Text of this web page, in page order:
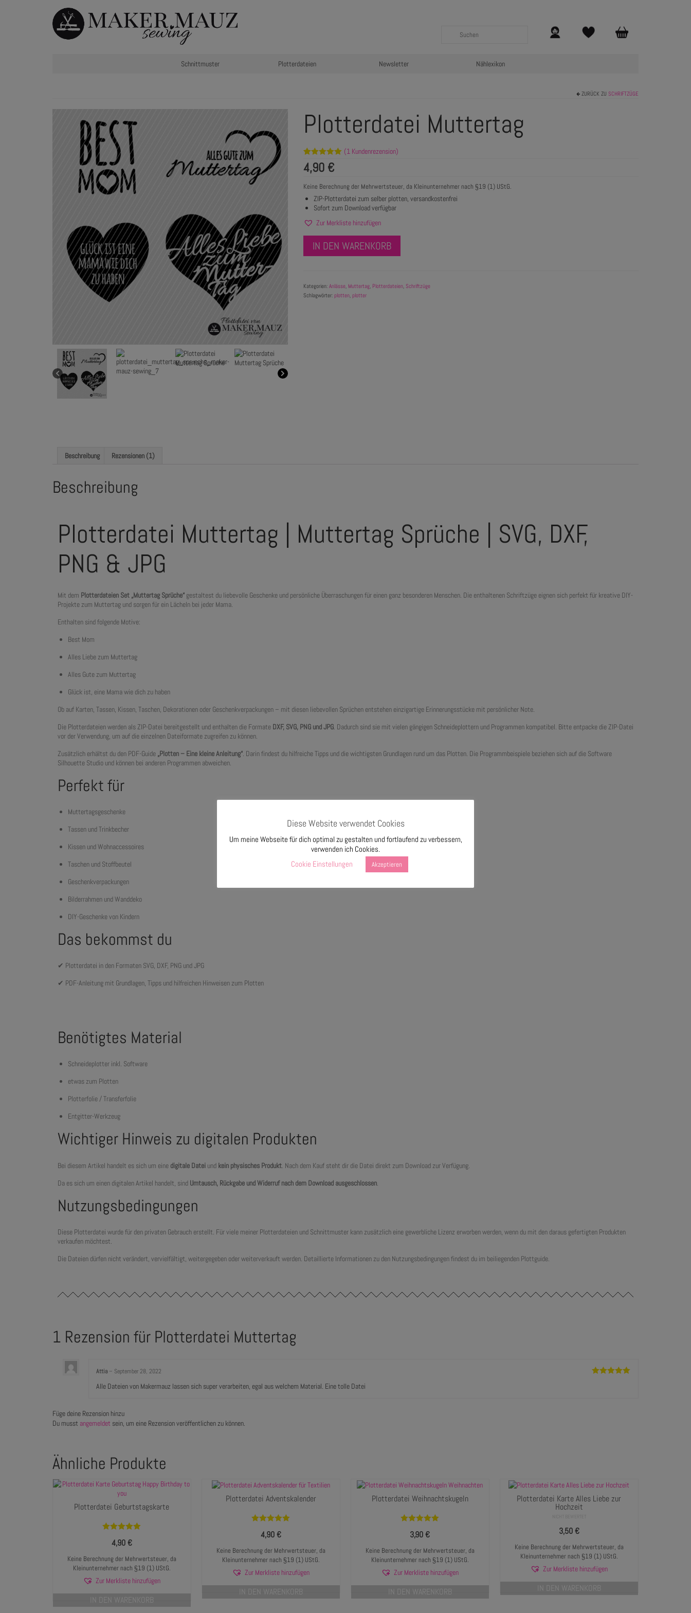
Schnittmuster Plotterdateien Newsletter Nählexikon
ZURÜCK ZU SCHRIFTZÜGE
Plotterdatei Muttertag
Bewertet mit
5.00von 5,
auf
Kundenbewertung
(1 Kundenrezension)
4,90 €
Keine Berechnung der Mehrwertsteuer, da Kleinunternehmer nach §19 (1) UStG.
ZIP-Plotterdatei zum selber plotten, versandkostenfrei
Sofort zum Download verfügbar
Zur Merkliste hinzufügen
IN DEN WARENKORB
Kategorien: Anlässe, Muttertag, Plotterdateien, Schriftzüge
Schlagwörter: plotten, plotter
Beschreibung Rezensionen (1)
Beschreibung
Plotterdatei Muttertag | Muttertag Sprüche | SVG, DXF,
PNG & JPG
Mit dem Plotterdateien Set „Muttertag Sprüche“ gestaltest du liebevolle Geschenke und persönliche Überraschungen für einen ganz besonderen Menschen. Die enthaltenen Schriftzüge eignen sich perfekt für kreative DIY-
Projekte zum Muttertag und sorgen für ein Lächeln bei jeder Mama.
Enthalten sind folgende Motive:
Best Mom
Alles Liebe zum Muttertag
Alles Gute zum Muttertag
Glück ist, eine Mama wie dich zu haben
Ob auf Karten, Tassen, Kissen, Taschen, Dekorationen oder Geschenkverpackungen – mit diesen liebevollen Sprüchen entstehen einzigartige Erinnerungsstücke mit persönlicher Note.
Die Plotterdateien werden als ZIP-Datei bereitgestellt und enthalten die Formate DXF, SVG, PNG und JPG. Dadurch sind sie mit vielen gängigen Schneideplottern und Programmen kompatibel. Bitte entpacke die ZIP-Datei
vor der Verwendung, um auf die einzelnen Dateiformate zugreifen zu können.
Zusätzlich erhältst du den PDF-Guide „Plotten – Eine kleine Anleitung“. Darin findest du hilfreiche Tipps und die wichtigsten Grundlagen rund um das Plotten. Die Programmbeispiele beziehen sich auf die Software
Silhouette Studio und können bei anderen Programmen abweichen.
Perfekt für
Muttertagsgeschenke
Tassen und Trinkbecher
Kissen und Wohnaccessoires
Taschen und Stoffbeutel
Geschenkverpackungen
Bilderrahmen und Wanddeko
DIY-Geschenke von Kindern
Das bekommst du
✔ Plotterdatei in den Formaten SVG, DXF, PNG und JPG
✔ PDF-Anleitung mit Grundlagen, Tipps und hilfreichen Hinweisen zum Plotten
Benötigtes Material
Schneideplotter inkl. Software
etwas zum Plotten
Plotterfolie / Transferfolie
Entgitter-Werkzeug
Wichtiger Hinweis zu digitalen Produkten
Bei diesem Artikel handelt es sich um eine digitale Datei und kein physisches Produkt. Nach dem Kauf steht dir die Datei direkt zum Download zur Verfügung.
Da es sich um einen digitalen Artikel handelt, sind Umtausch, Rückgabe und Widerruf nach dem Download ausgeschlossen.
Nutzungsbedingungen
Diese Plotterdatei wurde für den privaten Gebrauch erstellt. Für viele meiner Plotterdateien und Schnittmuster kann zusätzlich eine gewerbliche Lizenz erworben werden, wenn du mit den daraus gefertigten Produkten
verkaufen möchtest.
Die Dateien dürfen nicht verändert, vervielfältigt, weitergegeben oder weiterverkauft werden. Detaillierte Informationen zu den Nutzungsbedingungen findest du im beiliegenden Plottguide.
1 Rezension für Plotterdatei Muttertag
Attia – September 28, 2022
Alle Dateien von Makermauz lassen sich super verarbeiten, egal aus welchem Material. Eine tolle Datei
Füge deine Rezension hinzu
Du musst angemeldet sein, um eine Rezension veröffentlichen zu können.
Ähnliche Produkte
Plotterdatei Geburtstagskarte
5.00von 5
4,90€
Keine Berechnung der Mehrwertsteuer, da
Kleinunternehmer nach §19 (1) UStG.
Zur Merkliste hinzufügen
IN DEN WARENKORB
Plotterdatei Adventskalender
5.00von 5
4,90€
Keine Berechnung der Mehrwertsteuer, da
Kleinunternehmer nach §19 (1) UStG.
Zur Merkliste hinzufügen
IN DEN WARENKORB
Plotterdatei Weihnachtskugeln
5.00von 5
3,90€
Keine Berechnung der Mehrwertsteuer, da
Kleinunternehmer nach §19 (1) UStG.
Zur Merkliste hinzufügen
IN DEN WARENKORB
Plotterdatei Karte Alles Liebe zur
Hochzeit
3,50€
Keine Berechnung der Mehrwertsteuer, da
Kleinunternehmer nach §19 (1) UStG.
Zur Merkliste hinzufügen
IN DEN WARENKORB
Diese Website verwendet Cookies
Um meine Webseite für dich optimal zu gestalten und fortlaufend zu verbessern,
verwenden ich Cookies.
Cookie Einstellungen
Akzeptieren